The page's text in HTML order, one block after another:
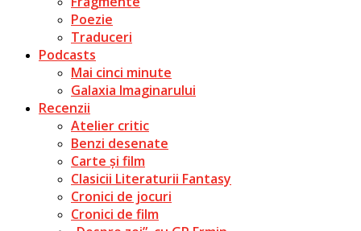
Poezie
Traduceri
Podcasts
Mai cinci minute
Galaxia Imaginarului
Recenzii
Atelier critic
Benzi desenate
Carte și film
Clasicii Literaturii Fantasy
Cronici de jocuri
Cronici de film